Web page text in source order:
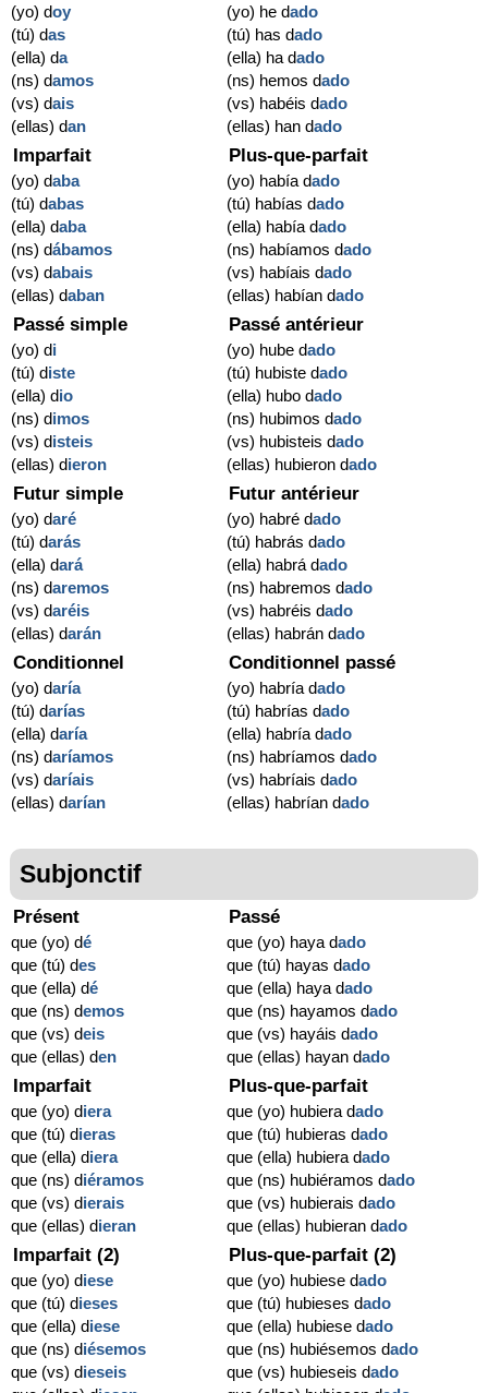
(yo) doy
(tú) das
(ella) da
(ns) damos
(vs) dais
(ellas) dan
(yo) he dado
(tú) has dado
(ella) ha dado
(ns) hemos dado
(vs) habéis dado
(ellas) han dado
Imparfait
(yo) daba
(tú) dabas
(ella) daba
(ns) dábamos
(vs) dabais
(ellas) daban
Plus-que-parfait
(yo) había dado
(tú) habías dado
(ella) había dado
(ns) habíamos dado
(vs) habíais dado
(ellas) habían dado
Passé simple
(yo) di
(tú) diste
(ella) dio
(ns) dimos
(vs) disteis
(ellas) dieron
Passé antérieur
(yo) hube dado
(tú) hubiste dado
(ella) hubo dado
(ns) hubimos dado
(vs) hubisteis dado
(ellas) hubieron dado
Futur simple
(yo) daré
(tú) darás
(ella) dará
(ns) daremos
(vs) daréis
(ellas) darán
Futur antérieur
(yo) habré dado
(tú) habrás dado
(ella) habrá dado
(ns) habremos dado
(vs) habréis dado
(ellas) habrán dado
Conditionnel
(yo) daría
(tú) darías
(ella) daría
(ns) daríamos
(vs) daríais
(ellas) darían
Conditionnel passé
(yo) habría dado
(tú) habrías dado
(ella) habría dado
(ns) habríamos dado
(vs) habríais dado
(ellas) habrían dado
Subjonctif
Présent
que (yo) dé
que (tú) des
que (ella) dé
que (ns) demos
que (vs) deis
que (ellas) den
Passé
que (yo) haya dado
que (tú) hayas dado
que (ella) haya dado
que (ns) hayamos dado
que (vs) hayáis dado
que (ellas) hayan dado
Imparfait
que (yo) diera
que (tú) dieras
que (ella) diera
que (ns) diéramos
que (vs) dierais
que (ellas) dieran
Plus-que-parfait
que (yo) hubiera dado
que (tú) hubieras dado
que (ella) hubiera dado
que (ns) hubiéramos dado
que (vs) hubierais dado
que (ellas) hubieran dado
Imparfait (2)
que (yo) diese
que (tú) dieses
que (ella) diese
que (ns) diésemos
que (vs) dieseis
Plus-que-parfait (2)
que (yo) hubiese dado
que (tú) hubieses dado
que (ella) hubiese dado
que (ns) hubiésemos dado
que (vs) hubieseis dado